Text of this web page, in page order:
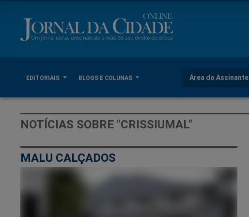
EDITORIAIS BLOGS E COLUNAS Área do Assinante
NOTÍCIAS SOBRE "CRISSIUMAL"
MALU CALÇADOS